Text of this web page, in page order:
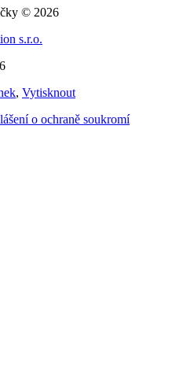
© 2026
s.r.o.
, Vytisknout
o ochraně soukromí